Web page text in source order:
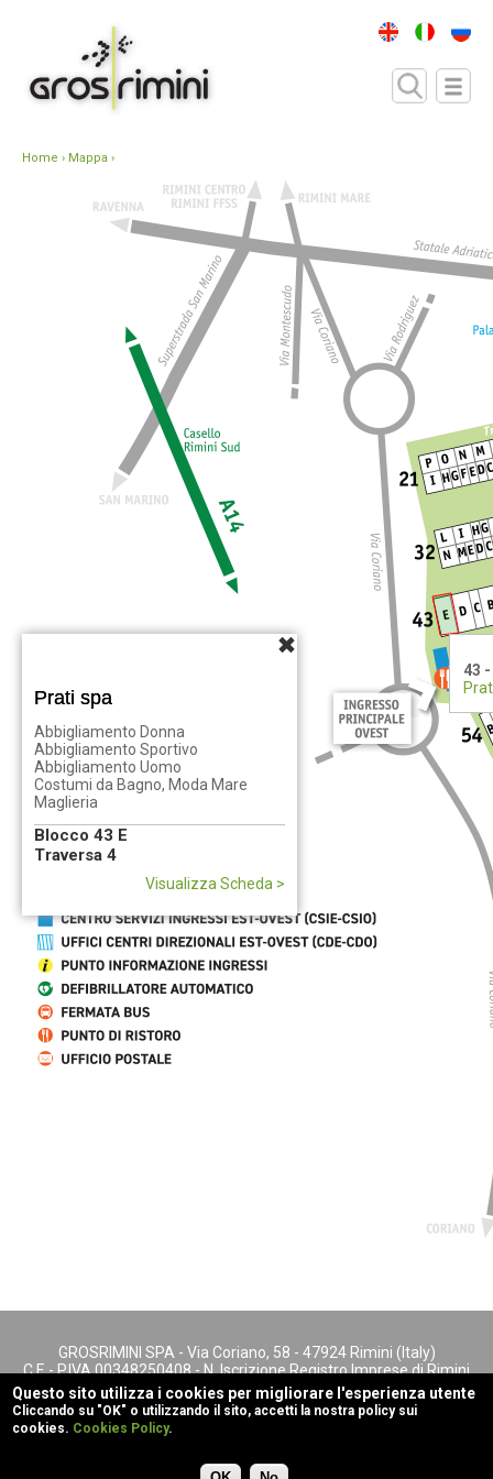
Home › Mappa ›
GROSRIMINI SPA - Via Coriano, 58 - 47924 Rimini (Italy)
C.F. - P.IVA 00348250408 - N. Iscrizione Registro Imprese di Rimini
- REA n. 147622
footer menu
Rubiko
43 -
Prati spa
Abbigliamento Donna
Abbigliamento Sportivo
Abbigliamento Uomo
Costumi da Bagno, Moda Mare
Maglieria
Blocco 43 E
Traversa 4
Visualizza Scheda >
Questo sito utilizza i cookies per migliorare l'esperienza utente
Cliccando su "OK" o utilizzando il sito, accetti la nostra policy sui
cookies. Cookies Policy.